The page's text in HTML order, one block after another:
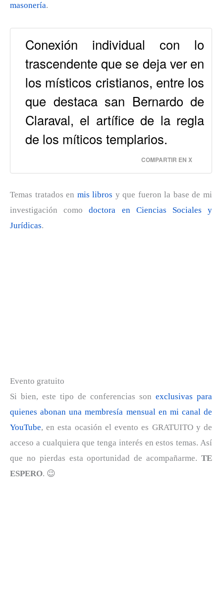
masonería.
Conexión individual con lo
trascendente que se deja ver en
los místicos cristianos, entre los
que destaca san Bernardo de
Claraval, el artífice de la regla
de los míticos templarios.
COMPARTIR EN X
Temas tratados en mis libros y que fueron la base de mi
investigación comodoctora en Ciencias Sociales y
Jurídicas.
Evento gratuito
Si bien, este tipo de conferencias son exclusivas para
quienes abonan una membresía mensual en mi canal de
YouTube, en esta ocasión el evento es GRATUITO y de
acceso a cualquiera que tenga interés en estos temas. Así
que no pierdas esta oportunidad de acompañarme. TE
ESPERO. 😉